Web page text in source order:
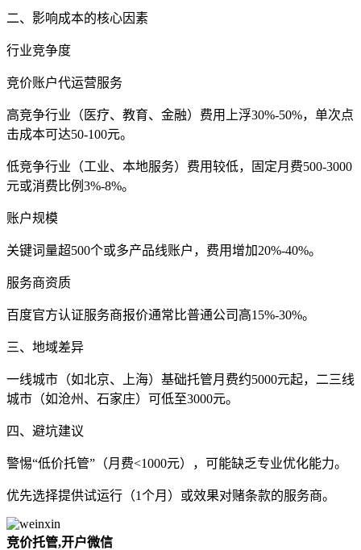
二、影响成本的核心因素
行业竞争度‌
竞价账户代运营服务
高竞争行业（医疗、教育、金融）费用上浮30%-50%，单次点
击成本可达50-100元‌。
低竞争行业（工业、本地服务）费用较低，固定月费500-3000
元或消费比例3%-8%‌。
账户规模‌
关键词量超500个或多产品线账户，费用增加20%-40%‌。
服务商资质‌
百度官方认证服务商报价通常比普通公司高15%-30%‌。
三、地域差异
一线城市（如北京、上海）基础托管月费约5000元起，二三线
城市（如沧州、石家庄）可低至3000元‌。
四、避坑建议
警惕“低价托管”（月费<1000元），可能缺乏专业优化能力‌。
优先选择提供试运行（1个月）或效果对赌条款的服务商‌。
竞价托管,开户微信